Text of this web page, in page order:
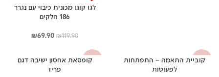
לגו קוגו מכונית כיבוי עם נגרר
186 חלקים
₪119.90
המחיר
₪119.90.
₪69.90
המחיר
₪69.90.
-49%
קוביית התאמה – התפתחות
לפעוטות
-43%
קופסאת אחסון ישיבה דגם
פריז